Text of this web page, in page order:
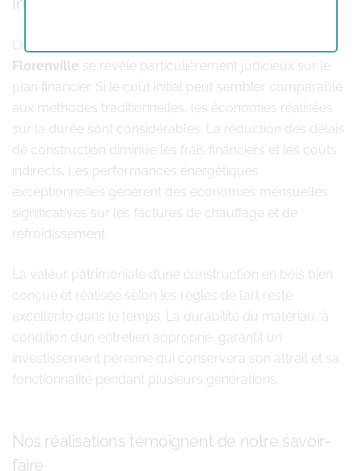
L’investissement dans une
Florenville se révèle particulièrement judicieux sur le
plan financier. Si le coût initial peut sembler comparable
aux méthodes traditionnelles, les économies réalisées
sur la durée sont considérables. La réduction des délais
de construction diminue les frais financiers et les coûts
indirects. Les performances énergétiques
exceptionnelles génèrent des économies mensuelles
significatives sur les factures de chauffage et de
refroidissement.
La valeur patrimoniale d’une construction en bois bien
conçue et réalisée selon les règles de l’art reste
excellente dans le temps. La durabilité du matériau, à
condition d’un entretien approprié, garantit un
investissement pérenne qui conservera son attrait et sa
fonctionnalité pendant plusieurs générations.
Nos réalisations témoignent de notre savoir-
faire